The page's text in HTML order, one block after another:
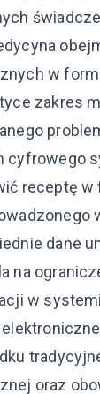
w
zakres
cyfrowego
receptę w
dane
na
w
oraz